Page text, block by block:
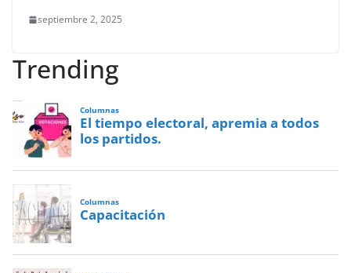
septiembre 2, 2025
Trending